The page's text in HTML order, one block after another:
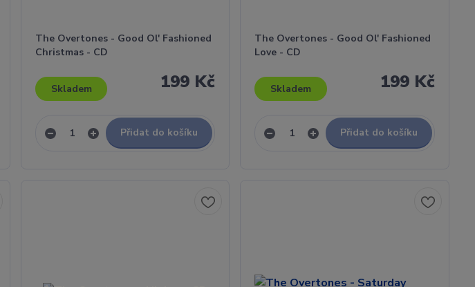
The Overtones - Good Ol' Fashioned
Christmas - CD
199 Kč
Skladem
Přidat do košíku
The Overtones - Good Ol' Fashioned
Love - CD
199 Kč
Skladem
Přidat do košíku